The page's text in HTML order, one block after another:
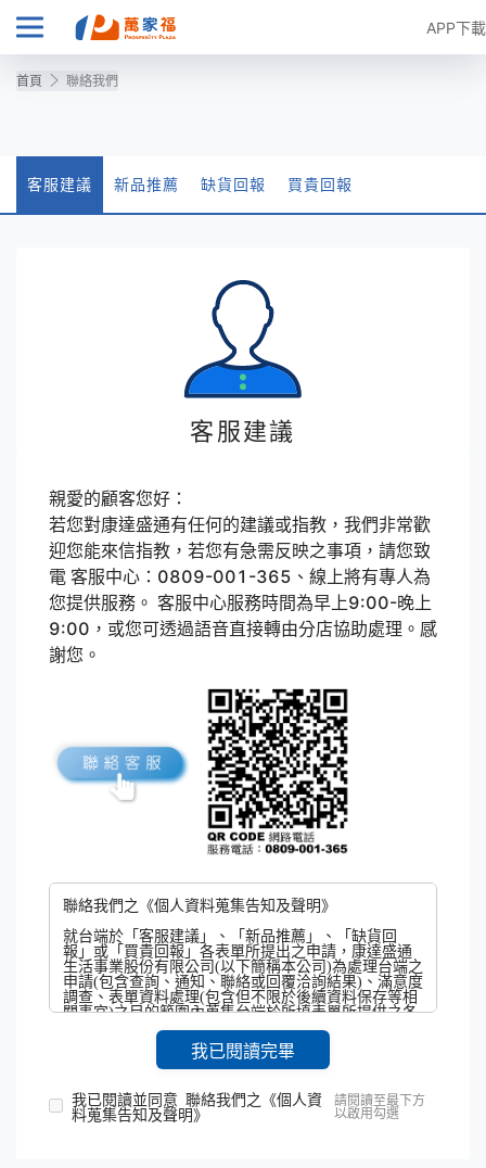
APP下載
首頁 聯絡我們
客服建議 新品推薦 缺貨回報 買貴回報
客服建議
親愛的顧客您好：
若您對康達盛通有任何的建議或指教，我們非常歡
迎您能來信指教，若您有急需反映之事項，請您致
電 客服中心：0809-001-365、線上將有專人為
您提供服務。 客服中心服務時間為早上9:00-晚上
9:00，或您可透過語音直接轉由分店協助處理。感
謝您。
聯絡我們之《個人資料蒐集告知及聲明》
就台端於「客服建議」、「新品推薦」、「缺貨回
報」或「買貴回報」各表單所提出之申請，康達盛通
生活事業股份有限公司(以下簡稱本公司)為處理台端之
申請(包含查詢、通知、聯絡或回覆洽詢結果)、滿意度
調查、表單資料處理(包含但不限於後續資料保存等相
關事宜)之目的範圍內蒐集台端於所填表單所提供之各
物時間地點與識別類、特徵類、家庭情形、生活格
調、社會情形、教育、受僱情形及其他所填表單所載
個資類別等暨消費資訊及相關個人資料）。本公司得
或回覆洽詢結果)、滿意度調查、表單資料處理(包含但
不限於後續資料保存等相關事宜)之目的範圍內，提供
我已閱讀完畢
我已閱讀並同意 聯絡我們之《個人資
料蒐集告知及聲明》
請閱讀至最下方
以啟用勾選